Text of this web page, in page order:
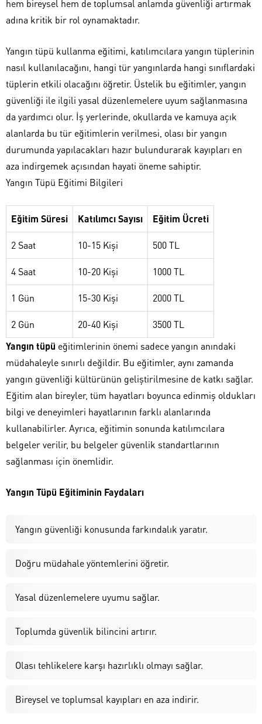
hem bireysel hem de toplumsal anlamda güvenliği artırmak
adına kritik bir rol oynamaktadır.
Yangın tüpü kullanma eğitimi, katılımcılara yangın tüplerinin
nasıl kullanılacağını, hangi tür yangınlarda hangi sınıflardaki
tüplerin etkili olacağını öğretir. Üstelik bu eğitimler, yangın
güvenliği ile ilgili yasal düzenlemelere uyum sağlanmasına
da yardımcı olur. İş yerlerinde, okullarda ve kamuya açık
alanlarda bu tür eğitimlerin verilmesi, olası bir yangın
durumunda yapılacakları hazır bulundurarak kayıpları en
aza indirgemek açısından hayati öneme sahiptir.
Yangın Tüpü Eğitimi Bilgileri
Eğitim Süresi Katılımcı Sayısı Eğitim Ücreti
2 Saat 10-15 Kişi 500 TL
4 Saat 10-20 Kişi 1000 TL
1 Gün 15-30 Kişi 2000 TL
2 Gün 20-40 Kişi
3500 TL
Yangın tüpü eğitimlerinin önemi sadece yangın anındaki
müdahaleyle sınırlı değildir. Bu eğitimler, aynı zamanda
yangın güvenliği kültürünün geliştirilmesine de katkı sağlar.
Eğitim alan bireyler, tüm hayatları boyunca edinmiş oldukları
bilgi ve deneyimleri hayatlarının farklı alanlarında
kullanabilirler. Ayrıca, eğitimin sonunda katılımcılara
belgeler verilir, bu belgeler güvenlik standartlarının
sağlanması için önemlidir.
Yangın Tüpü Eğitiminin Faydaları
Yangın güvenliği konusunda farkındalık yaratır.
Doğru müdahale yöntemlerini öğretir.
Yasal düzenlemelere uyumu sağlar.
Toplumda güvenlik bilincini artırır.
Olası tehlikelere karşı hazırlıklı olmayı sağlar.
Bireysel ve toplumsal kayıpları en aza indirir.